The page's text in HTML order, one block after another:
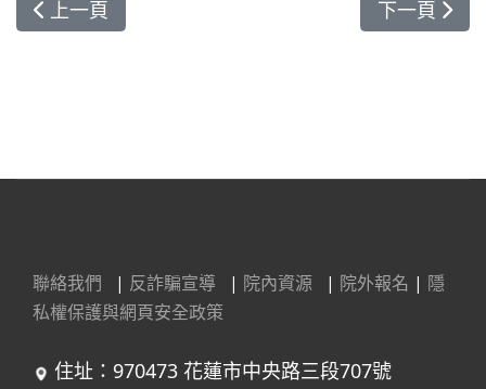
上一篇文章: 明義國小國樂班音樂傳愛 溫暖醫病心
上一頁 下一篇文章
下一頁
聯絡我們 | 反詐騙宣導 | 院內資源 | 院外報名 | 隱
私權保護與網頁安全政策
住址：970473 花蓮市中央路三段707號